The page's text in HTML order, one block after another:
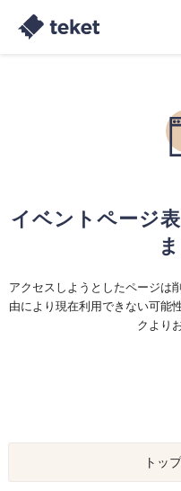
イベントページ
アクセスしようとしたページは
由により現在利用できない可能
クより
トッ